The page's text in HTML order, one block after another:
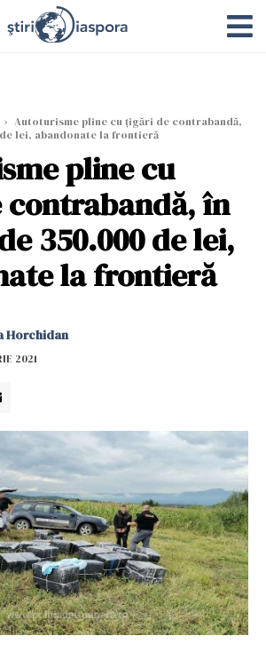
› Autoturisme pline cu țigări de contrabandă,
lei, abandonate la frontieră
pline cu
în
350.000 de lei,
la frontieră
Horchidan
2021